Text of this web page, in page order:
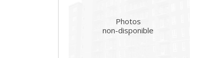
Photos
non-disponible